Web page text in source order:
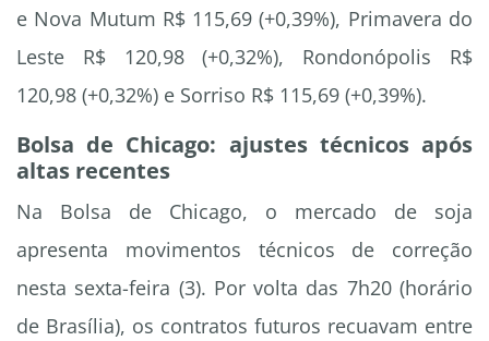
e Nova Mutum R$ 115,69 (+0,39%), Primavera do
Leste R$ 120,98 (+0,32%), Rondonópolis R$
120,98 (+0,32%) e Sorriso R$ 115,69 (+0,39%).
Bolsa de Chicago: ajustes técnicos após
altas recentes
Na Bolsa de Chicago, o mercado de soja
apresenta movimentos técnicos de correção
nesta sexta-feira (3). Por volta das 7h20 (horário
de Brasília), os contratos futuros recuavam entre